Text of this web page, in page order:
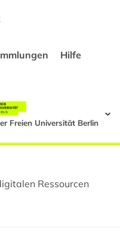
Hilfe
Freien Universität Berlin
Ressourcen